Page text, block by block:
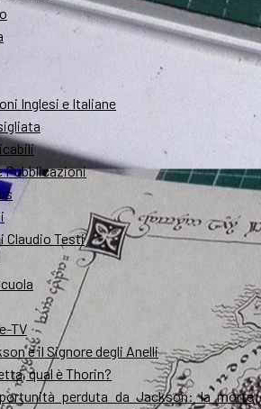
Inglesi e Italiane
Pubblicazioni
Claudio Testi
TV
e il Signore degli Anelli
qual è Thorin?
perduta da Jackson: la morte